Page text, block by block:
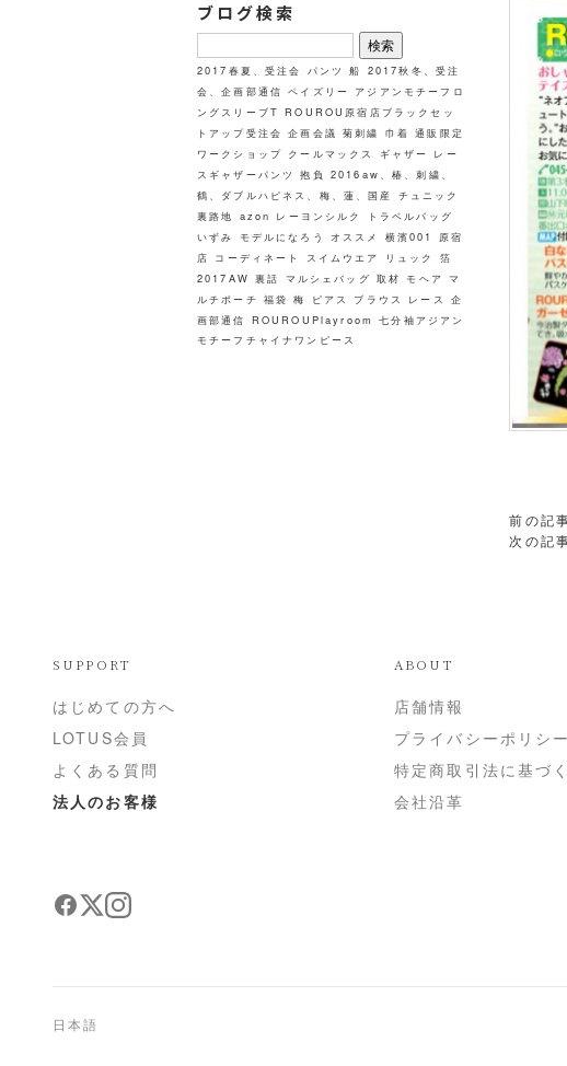
ブログ検索
検
索:
2017春夏、受注会 パンツ 船 2017秋冬、受注
会、企画部通信 ペイズリー アジアンモチーフロ
ングスリーブT ROUROU原宿店ブラックセッ
トアップ受注会 企画会議 菊刺繍 巾着 通販限定
ワークショップ クールマックス ギャザー レー
スギャザーパンツ
抱負 2016aw、椿、刺繍、
鶴、ダブルハピネス、梅、蓮、国産 チュニック
裏路地 azon レーヨンシルク
トラベルバッグ
いずみ
モデルになろう オススメ 横濱001
原宿
店 コーディネート スイムウエア リュック
箔
2017AW 裏話 マルシェバッグ 取材 モヘア マ
ルチポーチ 福袋 梅 ピアス ブラウス レース 企
画部通信 ROUROUPlayroom 七分袖アジアン
モチーフチャイナワンピース
前の記
次の記
SUPPORT
はじめての方へ
LOTUS会員
よくある質問
法人のお客様
ABOUT
店舗情報
プライバシーポリシー
特定商取引法に基づ
会社沿革
日本語